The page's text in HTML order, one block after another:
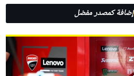
إضافة كمصدر مفضل